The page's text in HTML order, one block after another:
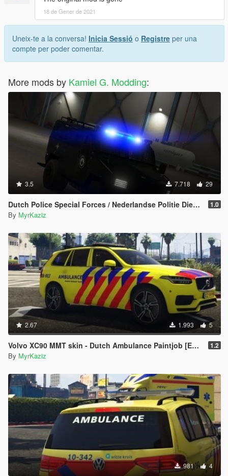
18 de Gener de 2021
Uneix-te a la conversa! Inicia Sessió o Registre per una
compte per poder comentar.
More mods by Kamiel G. Modding:
3.5 7.718 29
Dutch Police Special Forces / Nederlandse Politie Dienst Speciale Interventies(DSI) | Lenco Bearcat V2 [Replace] 1.0
By MyrKaziz
2.67 1.993 5
Volvo XC90 MMT skin - Dutch Ambulance Paintjob [ELS] 1.2
By MyrKaziz
981 4